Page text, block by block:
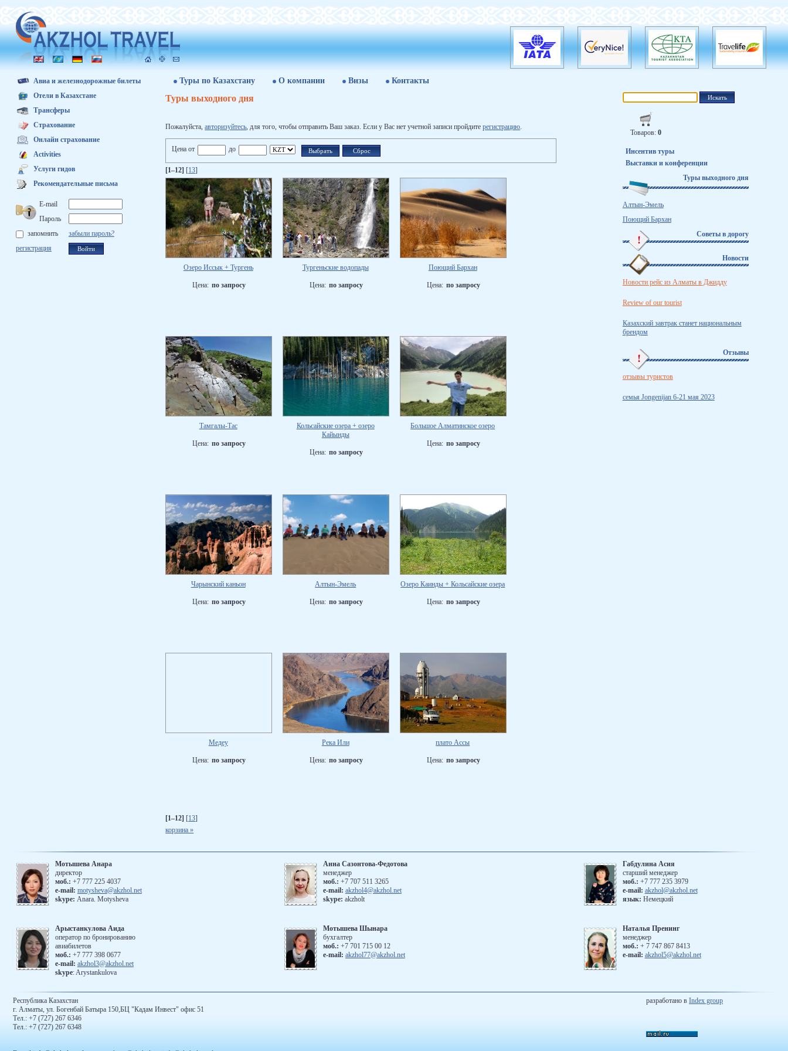
Туры по Казахстану О компании Визы Контакты
Авиа и железнодорожные билеты
Отели в Казахстане
Трансферы
Страхование
Онлайн страхование
Activities
Услуги гидов
Рекомендательные письма
E-mail
Пароль
забыли пароль?
запомнить
регистрация
Туры выходного дня
Пожалуйста,авторизуйтесь, для того, чтобы отправить Ваш заказ. Если у Вас нет учетной записи пройдитерегистрацию.
Цена от до
[1–12] [13]
Озеро Иссык + Тургень
Цена: по запросу
Тургеньские водопады
Цена: по запросу
Поющий Бархан
Цена: по запросу
Тамгалы-Тас
Цена: по запросу
Кольсайские озера + озеро
Кайынды
Цена: по запросу
Большое Алматинское озеро
Цена: по запросу
Чарынский каньон
Цена: по запросу
Алтын-Эмель
Цена: по запросу
Озеро Каинды + Кольсайские озера
Цена: по запросу
Медеу
Цена: по запросу
Река Или
Цена: по запросу
плато Ассы
Цена: по запросу
[1–12] [13]
корзина »
Товаров:0
Инсентив туры
Выставки и конференции
Туры выходного дня
Алтын-Эмель
Поющий Бархан
Советы в дорогу
Новости
Новости рейс из Алматы в Джидду
Review of our tourist
Казахский завтрак станет национальным
брендом
Отзывы
отзывы туристов
семья Jongenijan 6-21 мая 2023
Мотышева Анара
директор
моб.: +7 777 225 4037
е-mail: motysheva@akzhol.net
skype: Anara. Motysheva
Анна Сазонтова-Федотова
менеджер
моб.: +7 707 511 3265
е-mail: akzhol4@akzhol.net
skype: akzholt
Габдулина Асия
старший менеджер
моб.: +7 777 235 3979
e-mail: akzhol@akzhol.net
язык: Немецкий
Арыстанкулова Аида
оператор по бронированию
авиабилетов
моб.: +7 777 398 0677
e-mail: akzhol3@akzhol.net
skype: Arystankulova
Мотышева Шынара
бухгалтер
моб.: +7 701 715 00 12
e-mail: akzhol77@akzhol.net
Наталья Пренинг
менеджер
моб.: ‪+ 7 747 867 8413
e-mail: akzhol5@akzhol.net
Республика Казахстан
г. Алматы, ул. Богенбай Батыра 150,БЦ "Кадам Инвест" офис 51
Tел.: +7 (727) 267 6346
Тел.: +7 (727) 267 6348
разработано вIndex group